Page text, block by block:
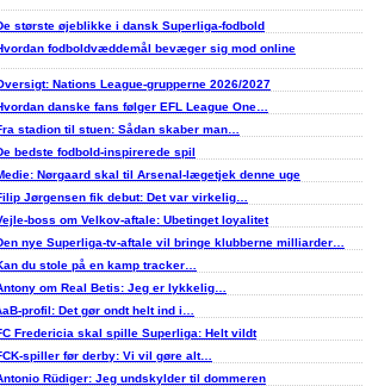
største øjeblikke i dansk Superliga-fodbold
fodboldvæddemål bevæger sig mod online
Nations League-grupperne 2026/2027
danske fans følger EFL League One…
stadion til stuen: Sådan skaber man…
bedste fodbold-inspirerede spil
Nørgaard skal til Arsenal-lægetjek denne uge
Jørgensen fik debut: Det var virkelig…
boss om Velkov-aftale: Ubetinget loyalitet
nye Superliga-tv-aftale vil bringe klubberne milliarder…
du stole på en kamp tracker…
om Real Betis: Jeg er lykkelig…
profil: Det gør ondt helt ind i…
Fredericia skal spille Superliga: Helt vildt
spiller før derby: Vi vil gøre alt…
Rüdiger: Jeg undskylder til dommeren